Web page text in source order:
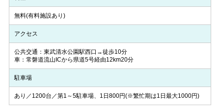
無料(有料施設あり)
アクセス
公共交通：東武清水公園駅西口→徒歩10分
車：常磐道流山ICから県道5号経由12km20分
駐車場
あり／1200台／第1～5駐車場、1日800円(※繁忙期は1日最大1000円)